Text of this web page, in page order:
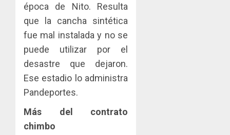
época de Nito. Resulta
que la cancha sintética
fue mal instalada y no se
puede utilizar por el
desastre que dejaron.
Ese estadio lo administra
Pandeportes.
Más del contrato
chimbo